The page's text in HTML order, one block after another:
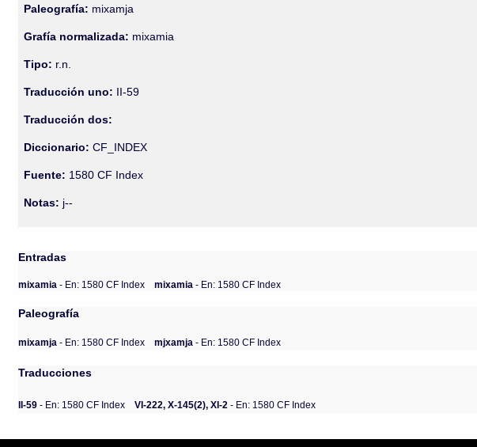
Paleografía: mixamja
Grafía normalizada: mixamia
Tipo: r.n.
Traducción uno: II-59
Traducción dos:
Diccionario:CF_INDEX
Fuente: 1580 CF Index
Notas: j--
Entradas
mixamia- En: 1580 CF Index mixamia- En: 1580 CF Index
Paleografía
mixamja - En: 1580 CF Index mjxamja - En: 1580 CF Index
Traducciones
II-59 - En: 1580 CF Index VI-222, X-145(2), XI-2 - En: 1580 CF Index